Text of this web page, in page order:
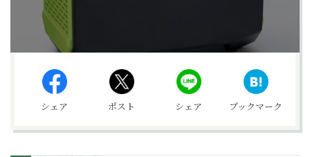
シェア ポスト シェア ブックマーク